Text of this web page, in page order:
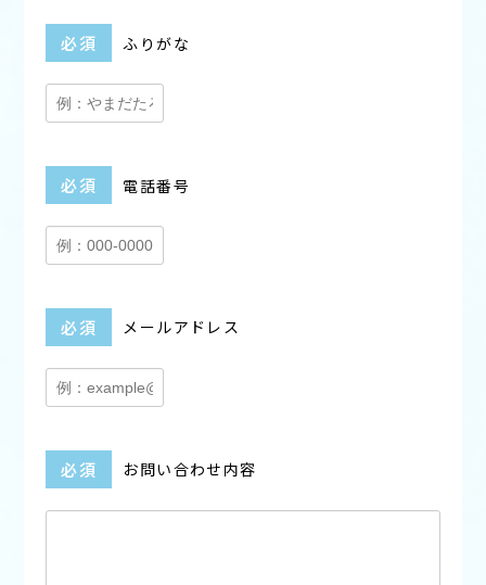
ふりがな
必須
電話番号
必須
メールアドレス
必須
お問い合わせ内容
必須